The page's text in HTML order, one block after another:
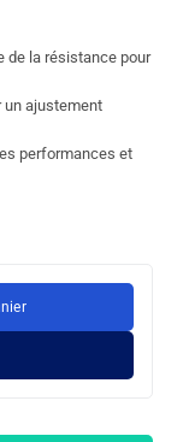
de la résistance pour
un ajustement
performances et